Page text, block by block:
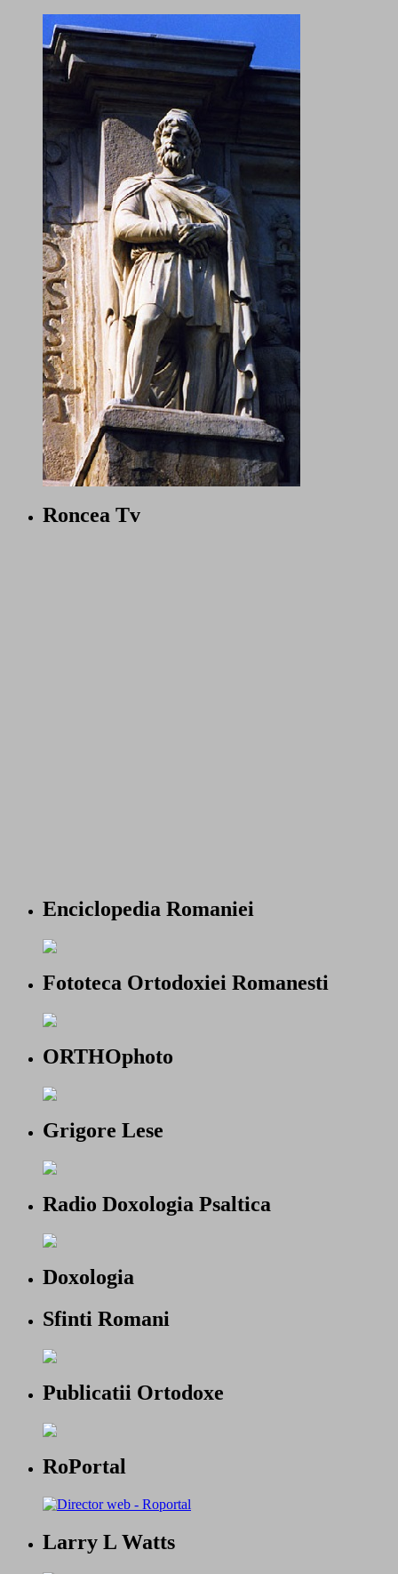
Roncea Tv
Enciclopedia Romaniei
Fototeca Ortodoxiei Romanesti
ORTHOphoto
Grigore Lese
Radio Doxologia Psaltica
Doxologia
Sfinti Romani
Publicatii Ortodoxe
RoPortal
Larry L Watts